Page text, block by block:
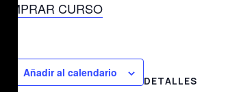
COMPRAR CURSO
Añadir al calendario
DETALLES